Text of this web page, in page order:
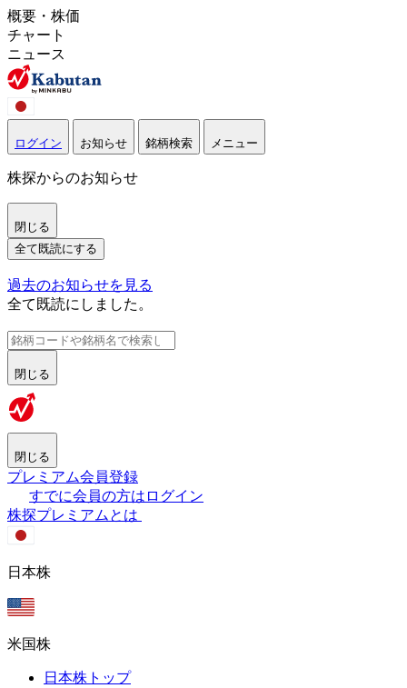
概要・株価
チャート
ニュース
ログイン お知らせ 銘柄検索 メニュー
株探からのお知らせ
閉じる
全て既読にする
過去のお知らせを見る
全て既読にしました。
閉じる
閉じる
プレミアム会員登録
すでに会員の方はログイン
株探プレミアムとは
日本株
米国株
日本株トップ